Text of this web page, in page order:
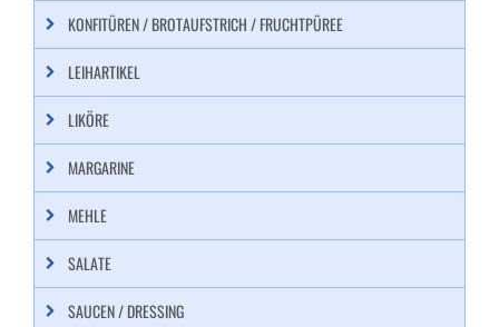
KONFITÜREN / BROTAUFSTRICH / FRUCHTPÜREE
LEIHARTIKEL
LIKÖRE
MARGARINE
MEHLE
SALATE
SAUCEN / DRESSING